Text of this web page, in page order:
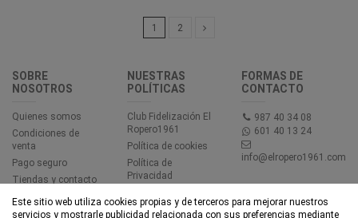
1 2
SOBRE
NOSOTROS
Quienes somos
Condiciones de
venta
Pago seguro
Tiendas y contacto
NUESTRAS
POLÍTICAS
Club Fidelización El
Ropero1961
Política de cookies
Política de
Privacidad
Accesibilidad
FORMAS DE
CONTACTO
987 40 34 08
601 40 13 24
info@elropero1961.com
Este sitio web utiliza cookies propias y de terceros para mejorar nuestros
servicios y mostrarle publicidad relacionada con sus preferencias mediante